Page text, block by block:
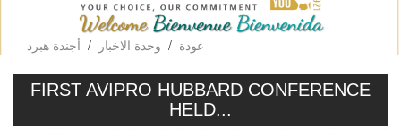
عودة / وحدة الاخبار / أجندة هبرد
FIRST AVIPRO HUBBARD CONFERENCE
HELD...